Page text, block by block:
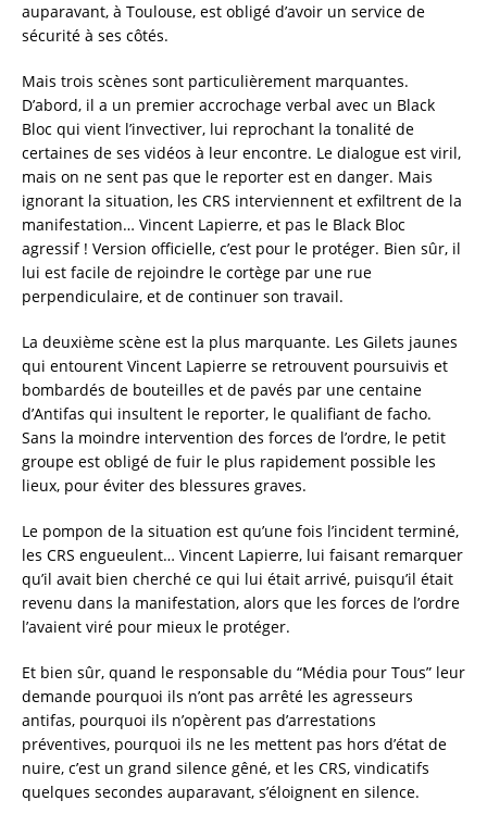
auparavant, à Toulouse, est obligé d’avoir un service de
sécurité à ses côtés.
Mais trois scènes sont particulièrement marquantes.
D’abord, il a un premier accrochage verbal avec un Black
Bloc qui vient l’invectiver, lui reprochant la tonalité de
certaines de ses vidéos à leur encontre. Le dialogue est viril,
mais on ne sent pas que le reporter est en danger. Mais
ignorant la situation, les CRS interviennent et exfiltrent de la
manifestation… Vincent Lapierre, et pas le Black Bloc
agressif ! Version officielle, c’est pour le protéger. Bien sûr, il
lui est facile de rejoindre le cortège par une rue
perpendiculaire, et de continuer son travail.
La deuxième scène est la plus marquante. Les Gilets jaunes
qui entourent Vincent Lapierre se retrouvent poursuivis et
bombardés de bouteilles et de pavés par une centaine
d’Antifas qui insultent le reporter, le qualifiant de facho.
Sans la moindre intervention des forces de l’ordre, le petit
groupe est obligé de fuir le plus rapidement possible les
lieux, pour éviter des blessures graves.
Le pompon de la situation est qu’une fois l’incident terminé,
les CRS engueulent… Vincent Lapierre, lui faisant remarquer
qu’il avait bien cherché ce qui lui était arrivé, puisqu’il était
revenu dans la manifestation, alors que les forces de l’ordre
l’avaient viré pour mieux le protéger.
Et bien sûr, quand le responsable du “Média pour Tous” leur
demande pourquoi ils n’ont pas arrêté les agresseurs
antifas, pourquoi ils n’opèrent pas d’arrestations
préventives, pourquoi ils ne les mettent pas hors d’état de
nuire, c’est un grand silence gêné, et les CRS, vindicatifs
quelques secondes auparavant, s’éloignent en silence.